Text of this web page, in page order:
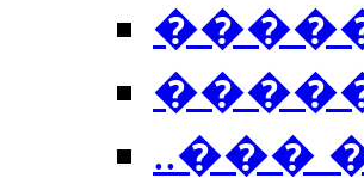
..���